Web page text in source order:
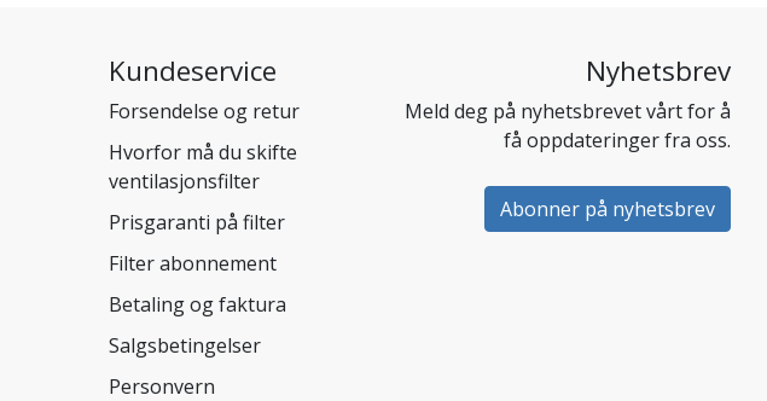
Kundeservice
Forsendelse og retur
Hvorfor må du skifte
ventilasjonsfilter
Prisgaranti på filter
Filter abonnement
Betaling og faktura
Salgsbetingelser
Personvern
Nyhetsbrev
Meld deg på nyhetsbrevet vårt for å
få oppdateringer fra oss.
Abonner på nyhetsbrev